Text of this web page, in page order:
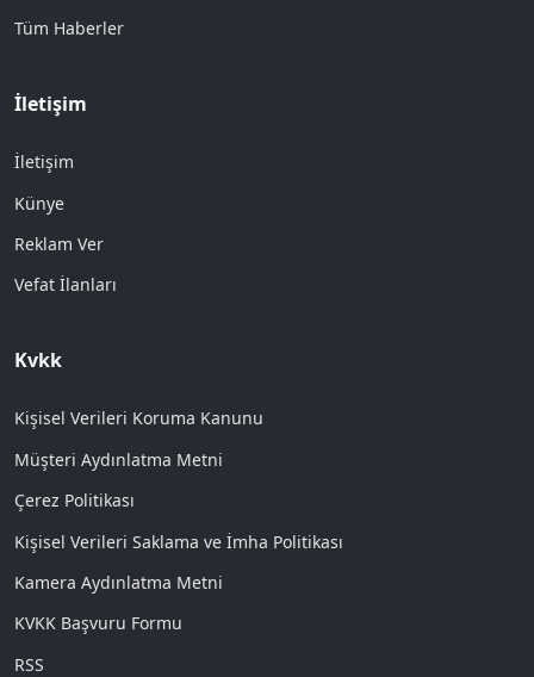
Tüm Haberler
İletişim
İletişim
Künye
Reklam Ver
Vefat İlanları
Kvkk
Kişisel Verileri Koruma Kanunu
Müşteri Aydınlatma Metni
Çerez Politikası
Kişisel Verileri Saklama ve İmha Politikası
Kamera Aydınlatma Metni
KVKK Başvuru Formu
RSS